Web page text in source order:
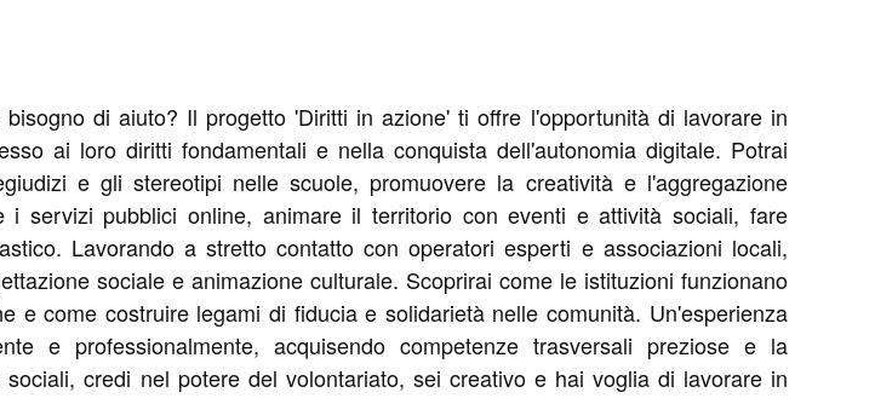
di aiuto? Il progetto 'Diritti in azione' ti offre l'opportunità di lavorare in
ai loro diritti fondamentali e nella conquista dell'autonomia digitale. Potrai
e gli stereotipi nelle scuole, promuovere la creatività e l'aggregazione
servizi pubblici online, animare il territorio con eventi e attività sociali, fare
Lavorando a stretto contatto con operatori esperti e associazioni locali,
sociale e animazione culturale. Scoprirai come le istituzioni funzionano
e come costruire legami di fiducia e solidarietà nelle comunità. Un'esperienza
e professionalmente, acquisendo competenze trasversali preziose e la
credi nel potere del volontariato, sei creativo e hai voglia di lavorare in